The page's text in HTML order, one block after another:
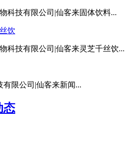
科技有限公司|仙客来固体饮料...
饮
科技有限公司|仙客来灵芝千丝饮...
限公司|仙客来新闻...
态